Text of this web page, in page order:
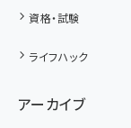
資格・試験
ライフハック
アーカイブ